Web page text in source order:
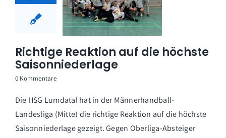
Richtige Reaktion auf die höchste
Saisonniederlage
0 Kommentare
Die HSG Lumdatal hat in der Männerhandball-
Landesliga (Mitte) die richtige Reaktion auf die höchste
Saisonniederlage gezeigt. Gegen Oberliga-Absteiger